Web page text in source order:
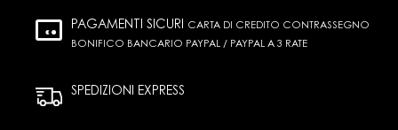
PAGAMENTI SICURI CARTA DI CREDITO CONTRASSEGNO
BONIFICO BANCARIO PAYPAL / PAYPAL A 3 RATE
SPEDIZIONI EXPRESS